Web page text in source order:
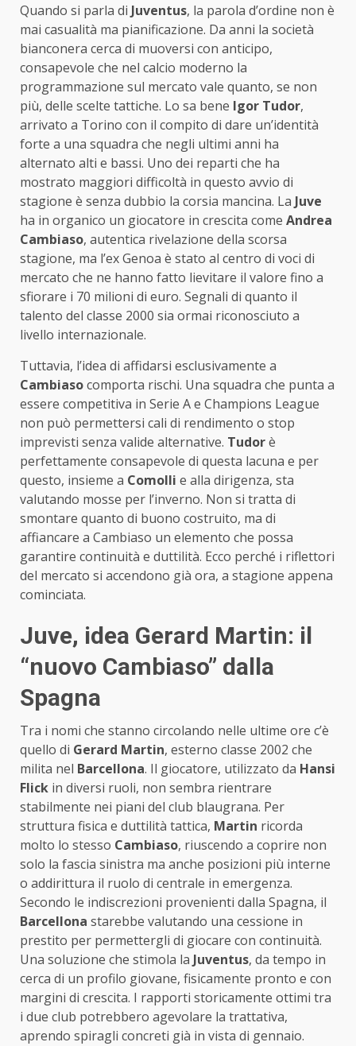
Quando si parla di Juventus, la parola d’ordine non è
mai casualità ma pianificazione. Da anni la società
bianconera cerca di muoversi con anticipo,
consapevole che nel calcio moderno la
programmazione sul mercato vale quanto, se non
più, delle scelte tattiche. Lo sa bene Igor Tudor,
arrivato a Torino con il compito di dare un’identità
forte a una squadra che negli ultimi anni ha
alternato alti e bassi. Uno dei reparti che ha
mostrato maggiori difficoltà in questo avvio di
stagione è senza dubbio la corsia mancina. La Juve
ha in organico un giocatore in crescita come Andrea
Cambiaso, autentica rivelazione della scorsa
stagione, ma l’ex Genoa è stato al centro di voci di
mercato che ne hanno fatto lievitare il valore fino a
sfiorare i 70 milioni di euro. Segnali di quanto il
talento del classe 2000 sia ormai riconosciuto a
livello internazionale.
Tuttavia, l’idea di affidarsi esclusivamente a
Cambiasocomporta rischi. Una squadra che punta a
essere competitiva in Serie A e Champions League
non può permettersi cali di rendimento o stop
imprevisti senza valide alternative. Tudorè
perfettamente consapevole di questa lacuna e per
questo, insieme a Comolli e alla dirigenza, sta
valutando mosse per l’inverno. Non si tratta di
smontare quanto di buono costruito, ma di
affiancare a Cambiaso un elemento che possa
garantire continuità e duttilità. Ecco perché i riflettori
del mercato si accendono già ora, a stagione appena
cominciata.
Juve, idea Gerard Martin: il
“nuovo Cambiaso” dalla
Spagna
Tra i nomi che stanno circolando nelle ultime ore c’è
quello di Gerard Martin, esterno classe 2002 che
milita nel Barcellona. Il giocatore, utilizzato da Hansi
Flick in diversi ruoli, non sembra rientrare
stabilmente nei piani del club blaugrana. Per
struttura fisica e duttilità tattica, Martin ricorda
molto lo stesso Cambiaso, riuscendo a coprire non
solo la fascia sinistra ma anche posizioni più interne
o addirittura il ruolo di centrale in emergenza.
Secondo le indiscrezioni provenienti dalla Spagna, il
Barcellona starebbe valutando una cessione in
prestito per permettergli di giocare con continuità.
Una soluzione che stimola la Juventus, da tempo in
cerca di un profilo giovane, fisicamente pronto e con
margini di crescita. I rapporti storicamente ottimi tra
i due club potrebbero agevolare la trattativa,
aprendo spiragli concreti già in vista di gennaio.